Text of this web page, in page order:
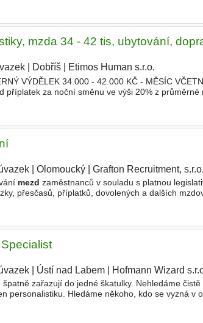
mzda 34 - 42 tis, ubytování,
Dobříš Etimos Human s.r.o.
VÝDĚLEK 34.000 - 42.000 KČ - MĚSÍC
příplatek za noční směnu ve výši 20% z
| Olomoucký| Grafton Recruitment, s.r.o.
mezd zaměstnanců v souladu s platnou
přesčasů, příplatků, dovolených a dalších
| Ústí nad Labem| Hofmann Wizard
špatně zařazují do jedné škatulky. Nehledáme
personalistiku. Hledáme někoho, kdo se vyzná v